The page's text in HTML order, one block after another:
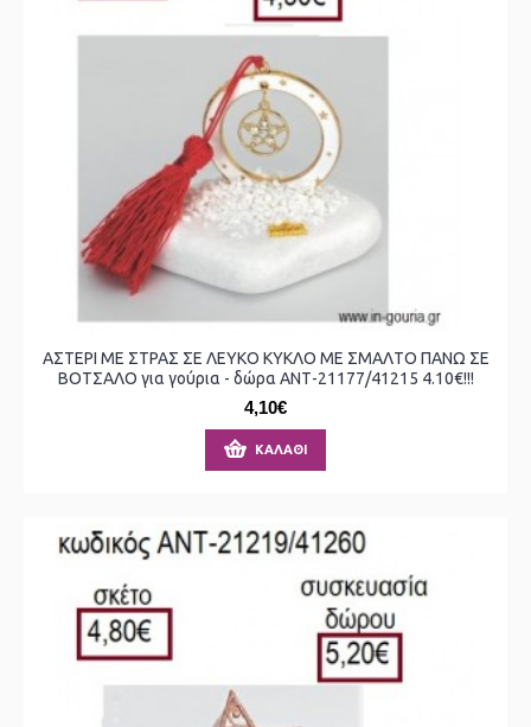
ΑΣΤΕΡΙ ΜΕ ΣΤΡΑΣ ΣΕ ΛΕΥΚΟ ΚΥΚΛΟ ΜΕ ΣΜΑΛΤΟ ΠΑΝΩ ΣΕ
ΒΟΤΣΑΛΟ για γούρια - δώρα ΑΝΤ-21177/41215 4.10€!!!
4,10€
ΚΑΛΆΘΙ